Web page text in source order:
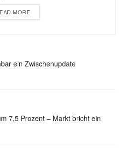
MORE
ein Zwischenupdate
7,5 Prozent – Markt bricht ein